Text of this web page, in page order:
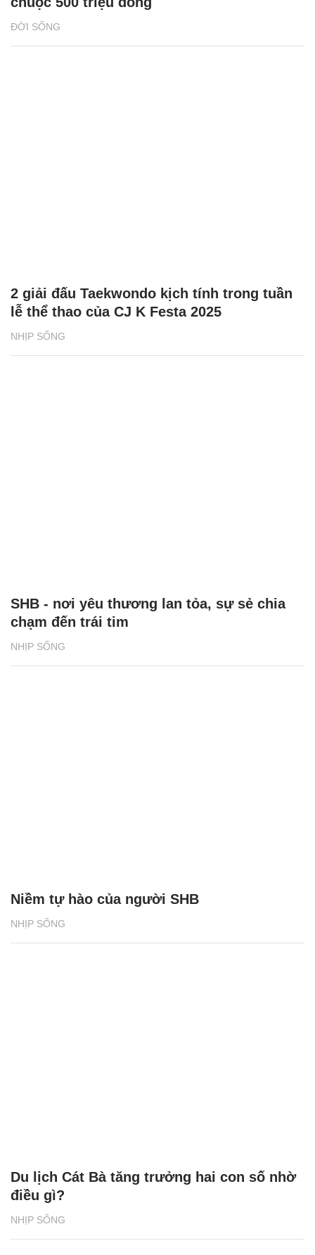
ĐỜI SỐNG
NHỊP SỐNG
2 giải đấu Taekwondo kịch tính trong tuần
lễ thể thao của CJ K Festa 2025
NHỊP SỐNG
SHB - nơi yêu thương lan tỏa, sự sẻ chia
chạm đến trái tim
NHỊP SỐNG
Niềm tự hào của người SHB
NHỊP SỐNG
Du lịch Cát Bà tăng trưởng hai con số nhờ
điều gì?